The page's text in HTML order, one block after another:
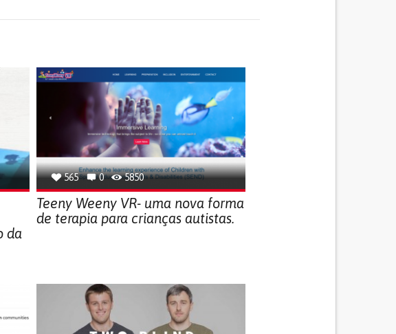
da
565 0 5850
Teeny Weeny VR- uma nova forma
de terapia para crianças autistas.